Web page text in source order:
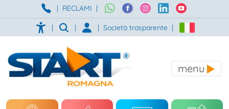
| RECLAMI |
| | | Società trasparente |
menu